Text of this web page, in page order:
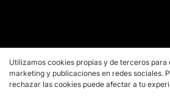
Utilizamos cookies propias y de terceros
marketing y publicaciones en redes sociales.
rechazar las cookies puede afectar a tu